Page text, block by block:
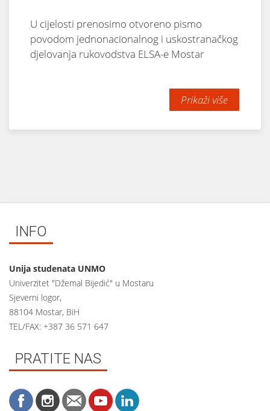
U cijelosti prenosimo otvoreno pismo
povodom jednonacionalnog i uskostranačkog
djelovanja rukovodstva ELSA-e Mostar
Prikaži više
INFO
Unija studenata UNMO
Univerzitet "Džemal Bijedić" u Mostaru
Sjeverni logor,
88104 Mostar, BiH
TEL/FAX: +387 36 571 647
PRATITE NAS